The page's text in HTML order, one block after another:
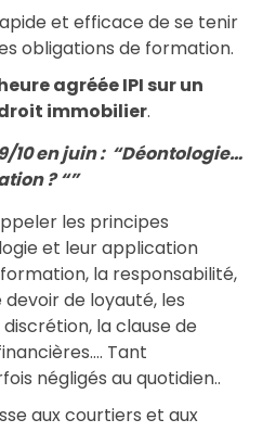
et efficace de se tenir
obligations de formation.
agréée IPI sur un
immobilier.
10 en juin : “Déontologie…
? “”
les principes
et leur application
la responsabilité,
de loyauté, les
la clause de
Tant
négligés au quotidien..
aux courtiers et aux